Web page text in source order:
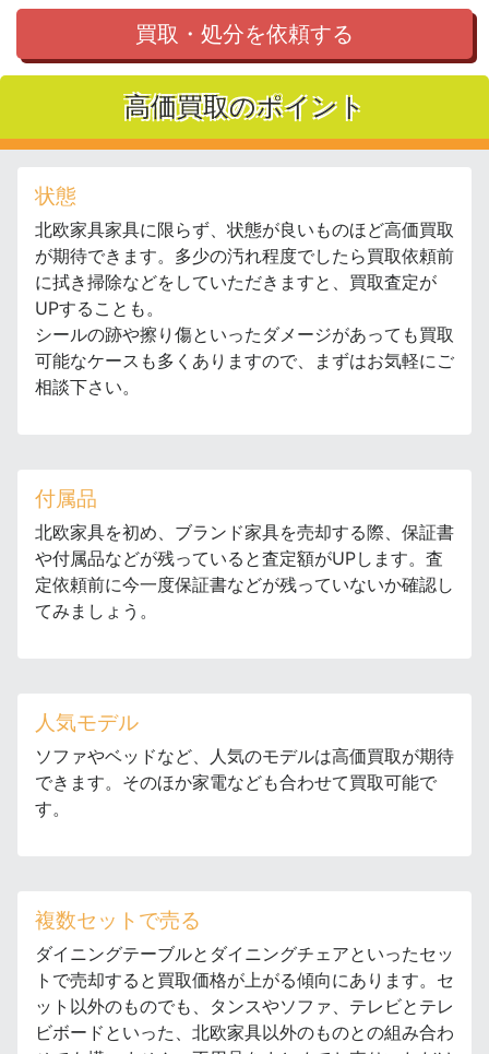
買取・処分を依頼する
高価買取のポイント
状態
北欧家具家具に限らず、状態が良いものほど高価買取
が期待できます。多少の汚れ程度でしたら買取依頼前
に拭き掃除などをしていただきますと、買取査定が
UPすることも。
シールの跡や擦り傷といったダメージがあっても買取
可能なケースも多くありますので、まずはお気軽にご
相談下さい。
付属品
北欧家具を初め、ブランド家具を売却する際、保証書
や付属品などが残っていると査定額がUPします。査
定依頼前に今一度保証書などが残っていないか確認し
てみましょう。
人気モデル
ソファやベッドなど、人気のモデルは高価買取が期待
できます。そのほか家電なども合わせて買取可能で
す。
複数セットで売る
ダイニングテーブルとダイニングチェアといったセッ
トで売却すると買取価格が上がる傾向にあります。セ
ット以外のものでも、タンスやソファ、テレビとテレ
ビボードといった、北欧家具以外のものとの組み合わ